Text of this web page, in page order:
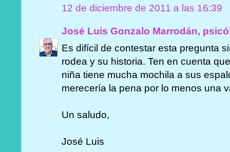
12 de diciembre de 2011 a las 16:39
José Luis Gonzalo Marrodán,
Es difícil de contestar esta pregunta
rodea y su historia. Ten en cuenta
niña tiene mucha mochila a sus
merecería la pena por lo menos una
Un saludo,
José Luis